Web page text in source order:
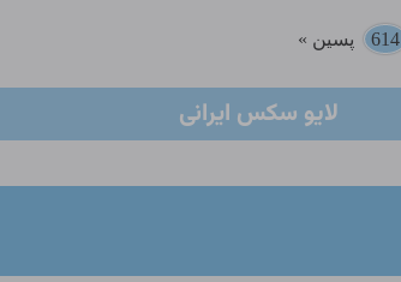
614 پسین »
لایو سکس ایرانی